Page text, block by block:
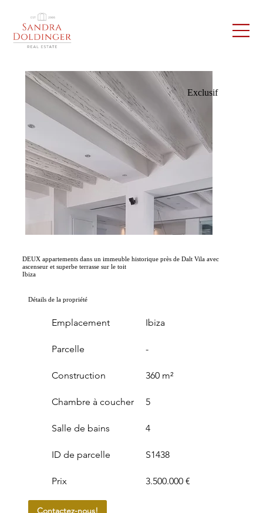
Exclusif
DEUX appartements dans un immeuble historique près de Dalt Vila avec
ascenseur et superbe terrasse sur le toit
Ibiza
Détails de la propriété
Emplacement
Parcelle
Construction
Ibiza
-
360 m²
Chambre à coucher
Salle de bains
5
4
ID de parcelle
Prix
S1438
3.500.000 €
Contactez-nous!